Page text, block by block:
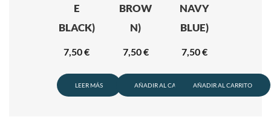
E
BLACK)
7,50€
LEER MÁS
BROW
N)
7,50€
AÑADIR AL CARRITO
NAVY
BLUE)
7,50€
AÑADIR AL CARRITO